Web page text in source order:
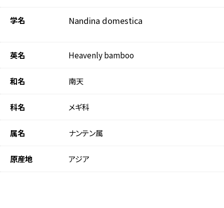
学名 Nandina domestica
英名 Heavenly bamboo
和名 南天
科名 メギ科
属名 ナンテン属
原産地 アジア